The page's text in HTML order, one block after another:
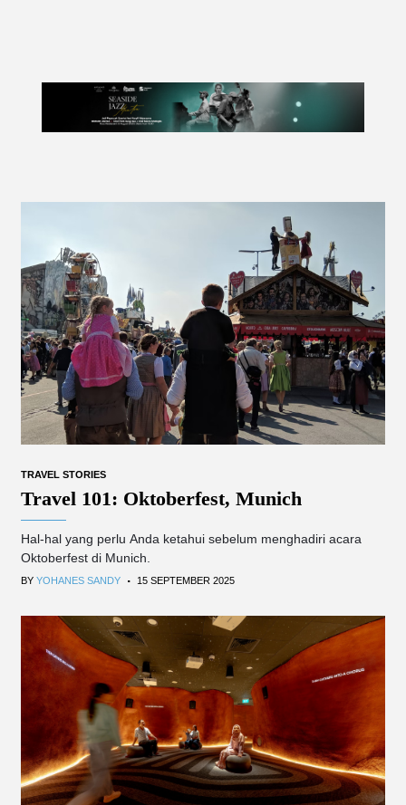
TRAVEL STORIES
Travel 101: Oktoberfest, Munich
Hal-hal yang perlu Anda ketahui sebelum menghadiri acara
Oktoberfest di Munich.
BY YOHANES SANDY . 15 SEPTEMBER 2025